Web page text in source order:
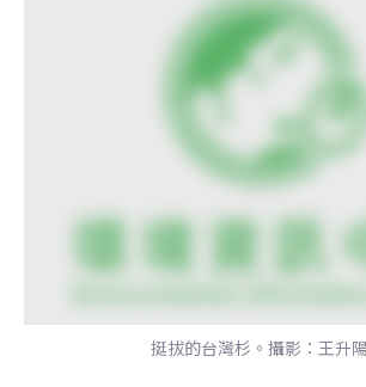
挺拔的台灣杉。攝影：王升